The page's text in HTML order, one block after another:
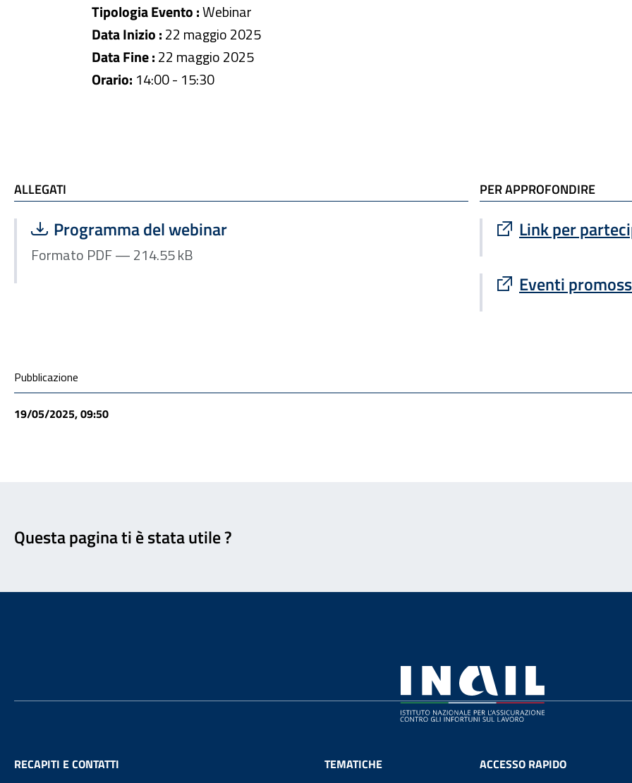
Tipologia Evento :Webinar
Data Inizio :22 maggio 2025
Data Fine :22 maggio 2025
Orario: 14:00 - 15:30
ALLEGATI e TI POTREBBE INTERESSARE
ALLEGATI
Scarica file:
Programma del webinar
Formato PDF — Dimensione 214.55 kB
Formato PDF — 214.55 kB
PER APPROFONDIRE
Link per
Sito esterno : apre
Eventi
Sito esterno : apre
Condivisione social
Pubblicazione
19/05/2025, 09:50
Questa pagina ti è stata utile ?
RECAPITI E CONTATTI
TEMATICHE
ACCESSO RAPIDO